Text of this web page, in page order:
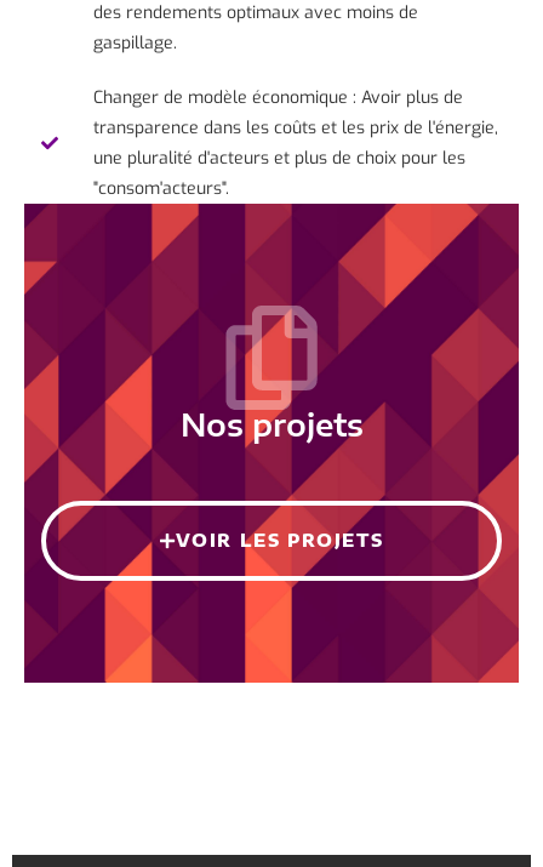
des rendements optimaux avec moins de
gaspillage.
Changer de modèle économique : Avoir plus de
transparence dans les coûts et les prix de l'énergie,
une pluralité d'acteurs et plus de choix pour les
"consom'acteurs".
Nos projets
VOIR LES PROJETS